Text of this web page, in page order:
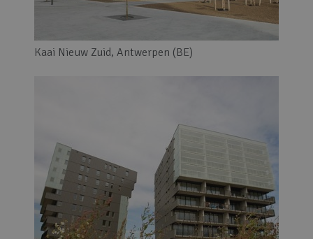
Kaai Nieuw Zuid, Antwerpen (BE)